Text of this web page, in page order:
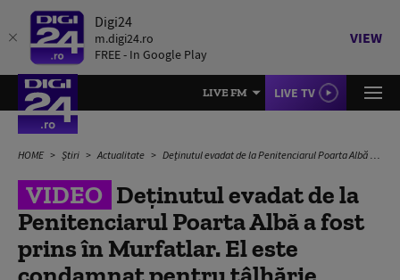
Digi24
m.digi24.ro
FREE - In Google Play
VIEW
LIVE FM LIVE TV
HOME Știri Actualitate Deținutul evadat de la Penitenciarul Poarta Albă a fost prins în Murfatlar. El este condamnat pentru tâlhărie calificată
VIDEO Deținutul evadat de la
Penitenciarul Poarta Albă a fost
prins în Murfatlar. El este